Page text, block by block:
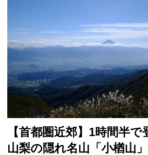
【首都圏近郊】1時間半で
山梨の隠れ名山「小楢山